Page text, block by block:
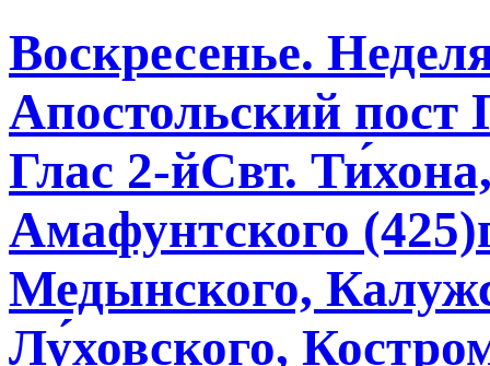
Воскресенье.
Апостольский
Глас 2-йСвт.
Амафунтского
Медынского,
Лу́ховского,